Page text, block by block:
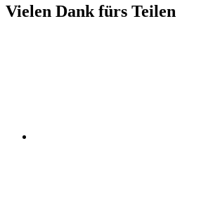
Vielen Dank fürs Teilen